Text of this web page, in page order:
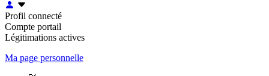
Profil connecté
Compte portail
Légitimations actives
Ma page personnelle